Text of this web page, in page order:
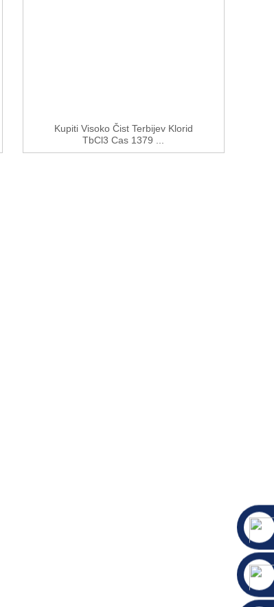
Kupiti Visoko Čist Terbijev Klorid
TbCl3 Cas 1379 ...